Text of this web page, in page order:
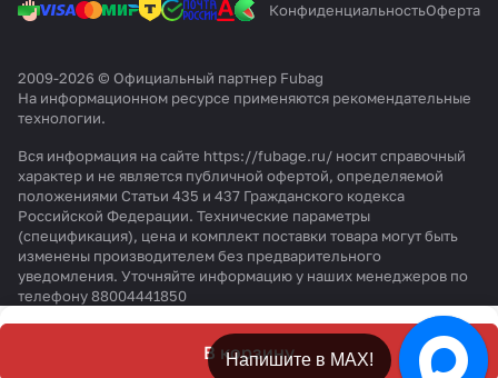
В корзину
КонфиденциальностьОферта
2009-2026 © Официальный партнер Fubag
На информационном ресурсе применяются рекомендательные
технологии.
Вся информация на сайте https://fubage.ru/ носит справочный
характер и не является публичной офертой, определяемой
положениями Статьи 435 и 437 Гражданского кодекса
Российской Федерации. Технические параметры
(спецификация), цена и комплект поставки товара могут быть
изменены производителем без предварительного
уведомления. Уточняйте информацию у наших менеджеров по
телефону 88004441850
Напишите в МАХ!